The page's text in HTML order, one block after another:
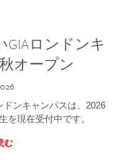
GIAロンドンキ
オープン
ンキャンパスは、2026
を現在受付中です。
む